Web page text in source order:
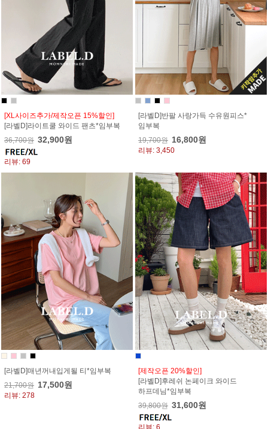
[XL사이즈추가/제작오픈 15%할인]
[라벨D]라이트쿨 와이드 팬츠*임부복
36,700원 32,900원
리뷰: 69
[라벨D]반팔 사랑가득 수유원피스*
임부복
19,700원 16,800원
리뷰: 3,450
[라벨D]매년꺼내입게될 티*임부복
21,700원 17,500원
리뷰: 278
[제작오픈 20%할인]
[라벨D]후레쉬 논페이크 와이드
하프데님*임부복
39,800원 31,600원
리뷰: 6